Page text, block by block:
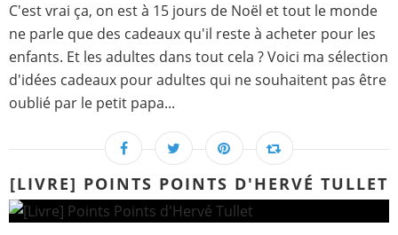
C'est vrai ça, on est à 15 jours de Noël et tout le monde
ne parle que des cadeaux qu'il reste à acheter pour les
enfants. Et les adultes dans tout cela ? Voici ma sélection
d'idées cadeaux pour adultes qui ne souhaitent pas être
oublié par le petit papa...
[LIVRE] POINTS POINTS D'HERVÉ TULLET